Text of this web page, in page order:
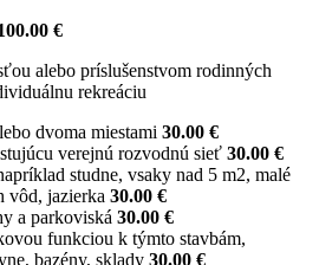
€
alebo príslušenstvom rodinných
rekreáciu
dvoma miestami 30.00 €
verejnú rozvodnú sieť 30.00 €
studne, vsaky nad 5 m2, malé
vôd, jazierka 30.00 €
a parkoviská 30.00 €
funkciou k týmto stavbám,
bazény, sklady 30.00 €